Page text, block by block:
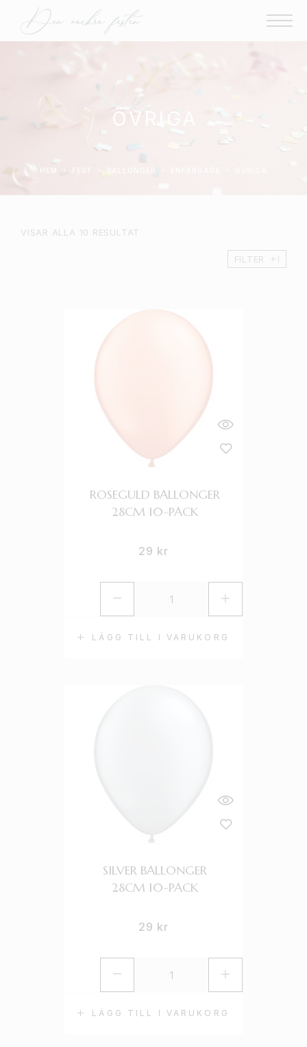
ÖVRIGA
VISAR ALLA 10 RESULTAT
FILTER
LÄGG TILL I VARUKORG
ROSEGULD BALLONGER
28CM 10-PACK
29 kr
LÄGG TILL I VARUKORG
SILVER BALLONGER
28CM 10-PACK
29 kr